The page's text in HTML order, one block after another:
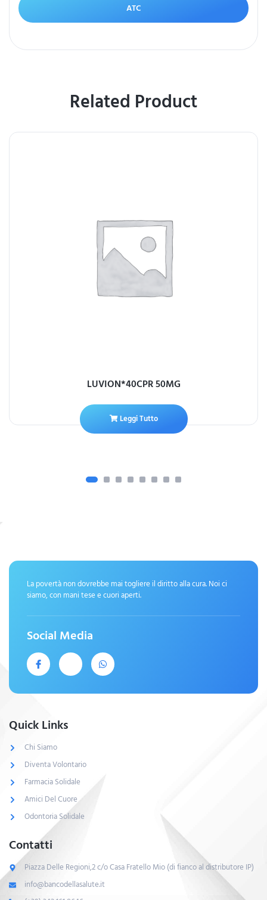
ATC
Related Product
LUVION*40CPR 50MG
Leggi Tutto
La povertà non dovrebbe mai togliere il diritto alla cura. Noi ci
siamo, con mani tese e cuori aperti.
Social Media
Quick Links
Chi Siamo
Diventa Volontario
Farmacia Solidale
Amici Del Cuore
Odontoria Solidale
Contatti
Piazza Delle Regioni,2 c/o Casa Fratello Mio (di fianco al distributore IP)
info@bancodellasalute.it